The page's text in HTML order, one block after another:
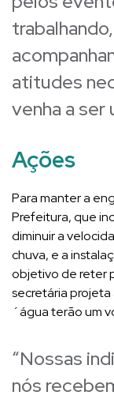
atitudes
venha a ser
Ações
Para manter a
Prefeitura, que
diminuir a
chuva, e a
objetivo de reter
secretária
´água terão um
“Nossas
nós